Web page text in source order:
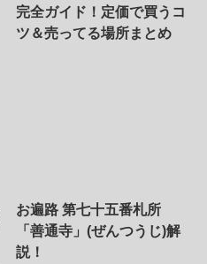
完全ガイド！定価で買うコ
ツ＆売ってる場所まとめ
お遍路 第七十五番札所
「善通寺」(ぜんつうじ)解
説！